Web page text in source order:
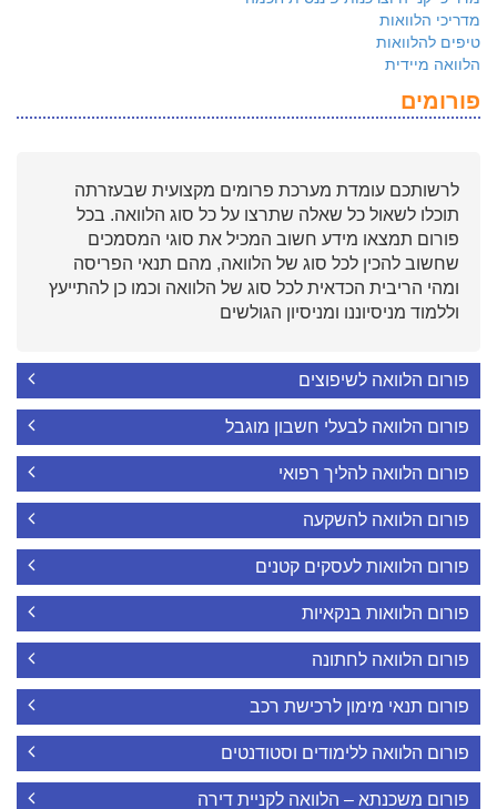
מדריכי הלוואות
טיפים להלוואות
הלוואה מיידית
פורומים
לרשותכם עומדת מערכת פרומים מקצועית שבעזרתה
תוכלו לשאול כל שאלה שתרצו על כל סוג הלוואה. בכל
פורום תמצאו מידע חשוב המכיל את סוגי המסמכים
שחשוב להכין לכל סוג של הלוואה, מהם תנאי הפריסה
ומהי הריבית הכדאית לכל סוג של הלוואה וכמו כן להתייעץ
וללמוד מניסיוננו ומניסיון הגולשים
פורום הלוואה לשיפוצים
פורום הלוואה לבעלי חשבון מוגבל
פורום הלוואה להליך רפואי
פורום הלוואה להשקעה
פורום הלוואות לעסקים קטנים
פורום הלוואות בנקאיות
פורום הלוואה לחתונה
פורום תנאי מימון לרכישת רכב
פורום הלוואה ללימודים וסטודנטים
פורום משכנתא – הלוואה לקניית דירה